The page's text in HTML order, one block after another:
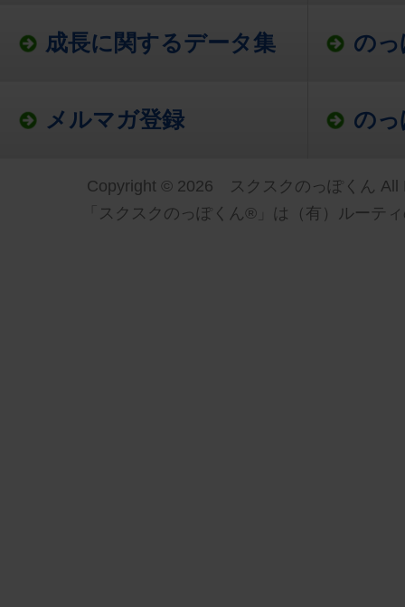
成長に関するデータ集 の
メルマガ登録 の
Copyright © 2026 スクスクのっぽくん All
「スクスクのっぽくん®」は（有）ルーテ